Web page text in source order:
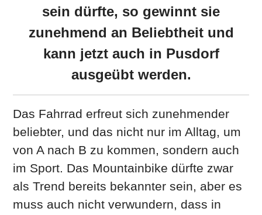
sein dürfte, so gewinnt sie
zunehmend an Beliebtheit und
kann jetzt auch in Pusdorf
ausgeübt werden.
Das Fahrrad erfreut sich zunehmender
beliebter, und das nicht nur im Alltag, um
von A nach B zu kommen, sondern auch
im Sport. Das Mountainbike dürfte zwar
als Trend bereits bekannter sein, aber es
muss auch nicht verwundern, dass in